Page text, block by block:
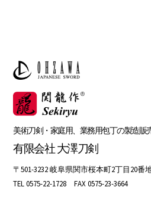
美術刀剣・家庭用、業務用包丁の製造販
有限会社 大澤刀剣
〒501-3232 岐阜県関市桜本町2丁目20番
TEL 0575-22-1728 FAX 0575-23-3664